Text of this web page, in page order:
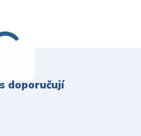
doporučují